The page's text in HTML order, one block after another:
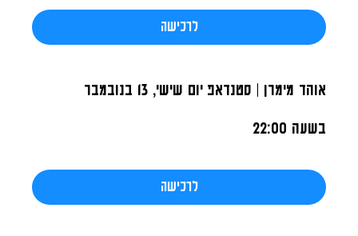
לרכישה
אוהד מימרן | סטנדאפ יום שישי, 13 בנובמבר
בשעה 22:00
לרכישה